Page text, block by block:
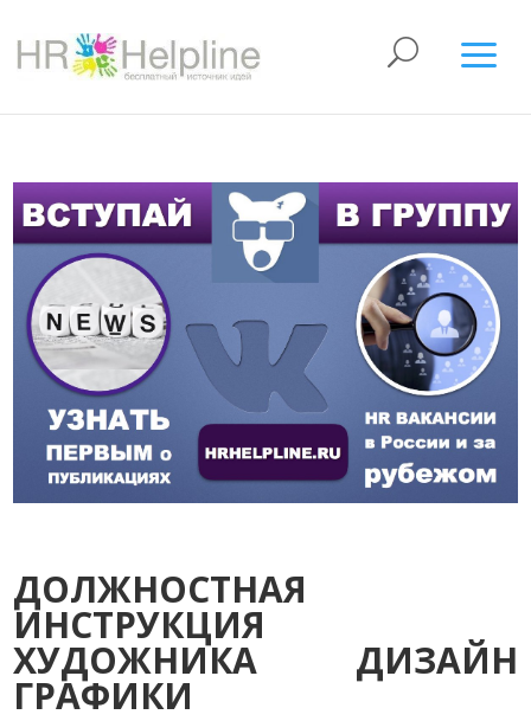
ДОЛЖНОСТНАЯ
ИНСТРУКЦИЯ
ХУДОЖНИКА ДИЗАЙН
ГРАФИКИ